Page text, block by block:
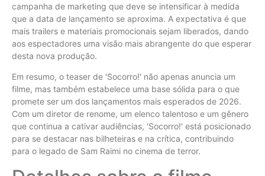
campanha de marketing que deve se intensificar à medida
que a data de lançamento se aproxima. A expectativa é que
mais trailers e materiais promocionais sejam liberados, dando
aos espectadores uma visão mais abrangente do que esperar
desta nova produção.
Em resumo, o teaser de 'Socorro!' não apenas anuncia um
filme, mas também estabelece uma base sólida para o que
promete ser um dos lançamentos mais esperados de 2026.
Com um diretor de renome, um elenco talentoso e um gênero
que continua a cativar audiências, 'Socorro!' está posicionado
para se destacar nas bilheteiras e na crítica, contribuindo
para o legado de Sam Raimi no cinema de terror.